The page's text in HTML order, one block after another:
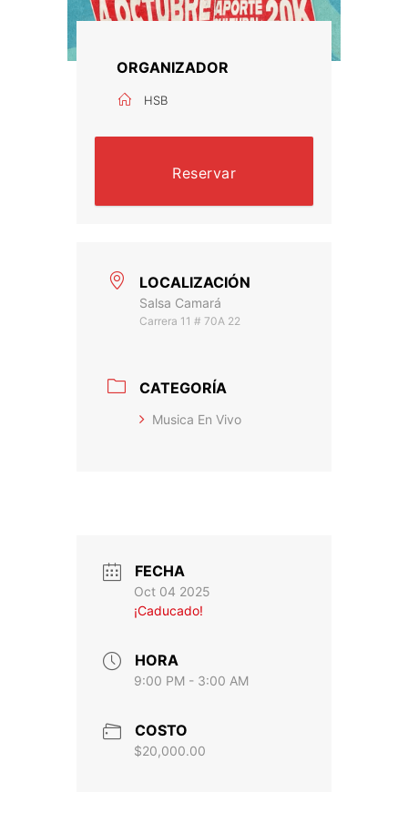
ORGANIZADOR
HSB
Reservar
LOCALIZACIÓN
Salsa Camará
Carrera 11 # 70A 22
CATEGORÍA
Musica En Vivo
FECHA
Oct 04 2025
¡Caducado!
HORA
9:00 PM - 3:00 AM
COSTO
$20,000.00